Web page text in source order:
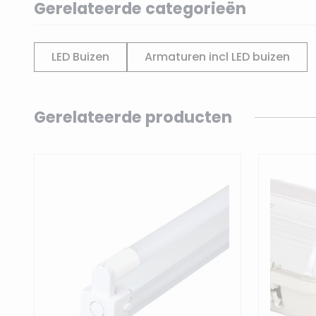
Gerelateerde categorieën
LED Buizen Armaturen incl LED buizen
Navigating through the elements of the carousel
Press to skip carousel
Gerelateerde producten